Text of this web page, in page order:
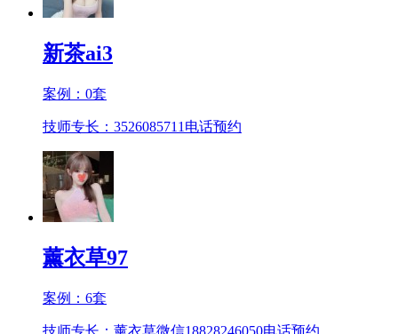
新茶ai3
案例： 0套
技师专长：3526085711 电话预约
薰衣草97
案例： 6套
技师专长：薰衣草微信18828246050电话预约